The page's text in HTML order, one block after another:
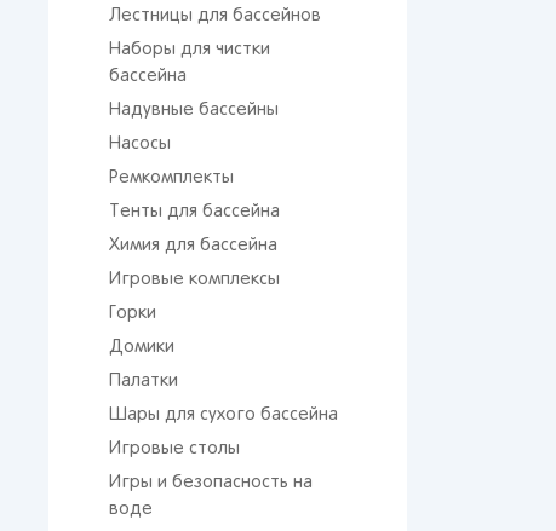
Лестницы для бассейнов
Наборы для чистки
бассейна
Надувные бассейны
Насосы
Ремкомплекты
Тенты для бассейна
Химия для бассейна
Игровые комплексы
Горки
Домики
Палатки
Шары для сухого бассейна
Игровые столы
Игры и безопасность на
воде